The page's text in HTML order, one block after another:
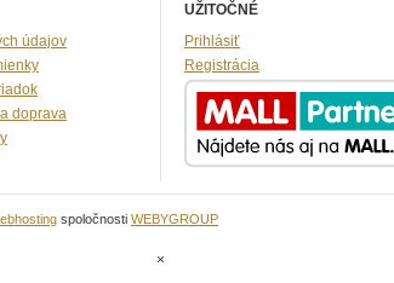
údajov
doprava
UŽITOČNÉ
Prihlásiť
Registrácia
spoločnosti WEBYGROUP
×